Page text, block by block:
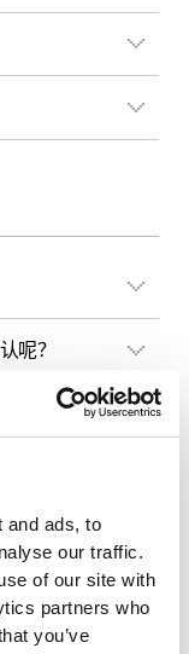
and ads, to
our traffic.
of our site with
partners who
you’ve
呢？
？
他平
户进